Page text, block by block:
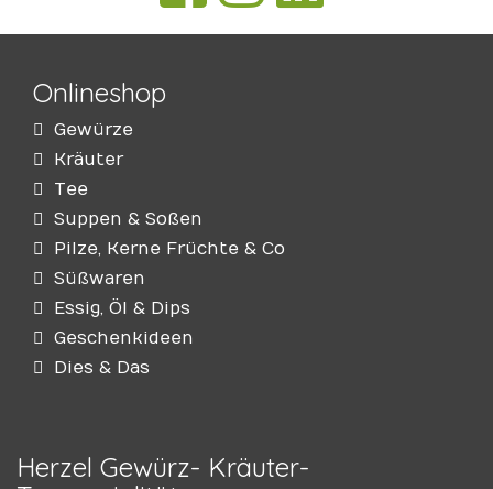
Onlineshop
Gewürze
Kräuter
Tee
Suppen & Soßen
Pilze, Kerne Früchte & Co
Süßwaren
Essig, Öl & Dips
Geschenkideen
Dies & Das
Herzel Gewürz- Kräuter-